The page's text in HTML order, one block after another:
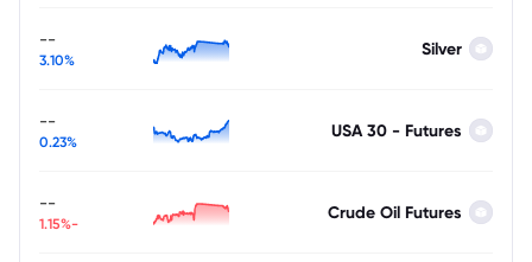
Silver
--
3.10%
USA 30 - Futures
--
0.23%
Crude Oil Futures
--
-1.15%